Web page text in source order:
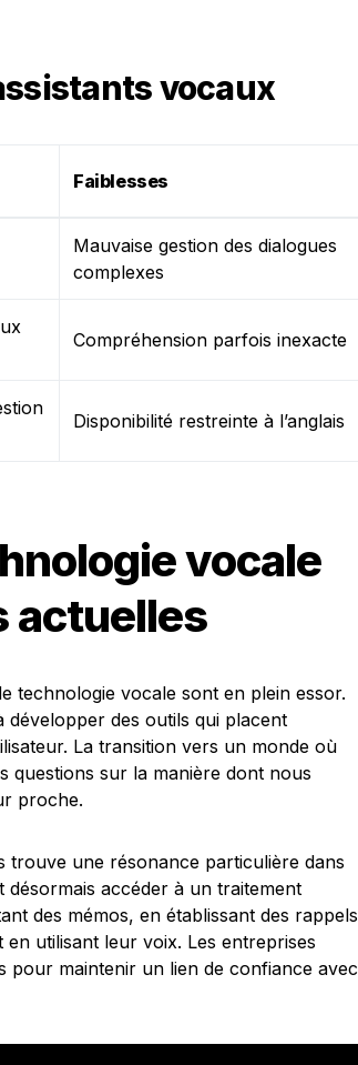
vocaux
Faiblesses
Mauvaise gestion des dialogues
complexes
Compréhension parfois inexacte
Disponibilité restreinte à l’anglais
vocale
actuelles
technologie vocale sont en plein essor.
développer des outils qui placent
La transition vers un monde où
questions sur la manière dont nous
proche.
trouve une résonance particulière dans
accéder à un traitement
des mémos, en établissant des rappels
utilisant leur voix. Les entreprises
pour maintenir un lien de confiance avec